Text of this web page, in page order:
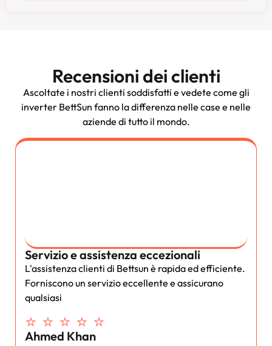
Recensioni dei clienti
Ascoltate i nostri clienti soddisfatti e vedete come gli
inverter BettSun fanno la differenza nelle case e nelle
aziende di tutto il mondo.
Servizio e assistenza eccezionali
L'assistenza clienti di Bettsun è rapida ed efficiente.
Forniscono un servizio eccellente e assicurano
qualsiasi
⭐ ⭐ ⭐ ⭐ ⭐
Ahmed Khan